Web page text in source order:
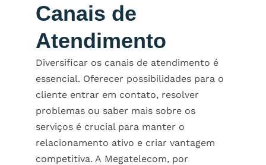
Canais de
Atendimento
Diversificar os canais de atendimento é
essencial. Oferecer possibilidades para o
cliente entrar em contato, resolver
problemas ou saber mais sobre os
serviços é crucial para manter o
relacionamento ativo e criar vantagem
competitiva. A Megatelecom, por